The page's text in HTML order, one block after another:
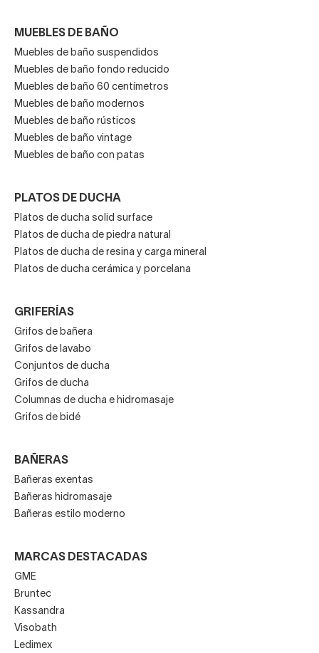
MUEBLES DE BAÑO
Muebles de baño suspendidos
Muebles de baño fondo reducido
Muebles de baño 60 centímetros
Muebles de baño modernos
Muebles de baño rústicos
Muebles de baño vintage
Muebles de baño con patas
PLATOS DE DUCHA
Platos de ducha solid surface
Platos de ducha de piedra natural
Platos de ducha de resina y carga mineral
Platos de ducha cerámica y porcelana
GRIFERÍAS
Grifos de bañera
Grifos de lavabo
Conjuntos de ducha
Grifos de ducha
Columnas de ducha e hidromasaje
Grifos de bidé
BAÑERAS
Bañeras exentas
Bañeras hidromasaje
Bañeras estilo moderno
MARCAS DESTACADAS
GME
Bruntec
Kassandra
Visobath
Ledimex